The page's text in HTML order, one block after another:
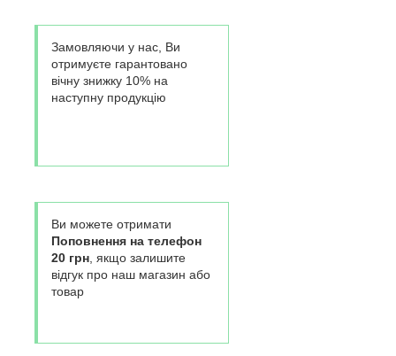
Замовляючи у нас, Ви
отримуєте гарантовано
вічну знижку 10% на
наступну продукцію
Ви можете отримати
Поповнення на телефон
20 грн, якщо залишите
відгук про наш магазин або
товар